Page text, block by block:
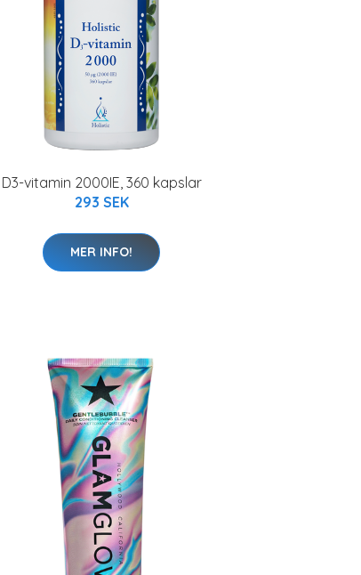
D3-vitamin 2000IE, 360 kapslar
293 SEK
MER INFO!